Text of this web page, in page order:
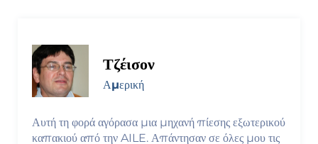
Ιτζάκ
Αμερική
Εξαιρετικός εξοπλισμός γεμίσματος! Γρήγορη
λειτουργία, ακριβής μέτρηση. Χαμηλές απώλειες